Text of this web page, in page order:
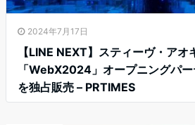
2024年7月17日
【LINE NEXT】スティーヴ・アオ
「WebX2024」オープニングパ
を独占販売 – PRTIMES